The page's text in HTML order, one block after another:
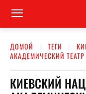
ДОМОЙ ТЕГИ
АКАДЕМИЧЕСКИЙ
КИЕВСКИЙ